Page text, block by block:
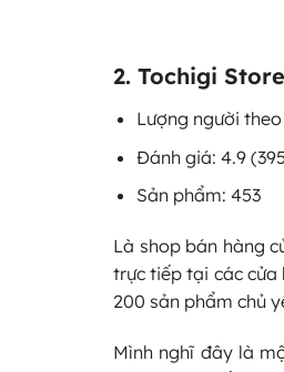
2. Tochigi
Lượng người
Đánh giá: 4.9
Sản phẩm: 453
Là shop bán hàng
trực tiếp tại các cửa
200 sản phẩm chủ
Mình nghĩ đây là